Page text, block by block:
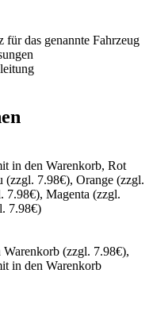
für das genannte Fahrzeug
in den Warenkorb, Rot
(zzgl. 7.98€), Orange (zzgl.
7.98€), Magenta (zzgl.
7.98€)
Warenkorb (zzgl. 7.98€),
in den Warenkorb